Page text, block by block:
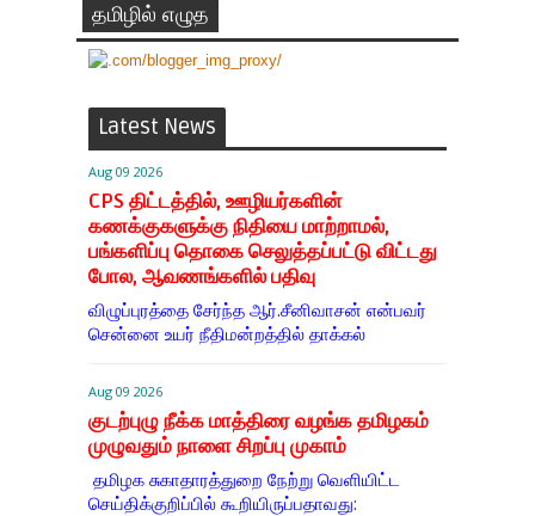
தமிழில் எழுத
Latest News
Aug 09 2026
CPS திட்டத்தில், ஊழியர்களின்
கணக்குகளுக்கு நிதியை மாற்றாமல்,
பங்களிப்பு தொகை செலுத்தப்பட்டு விட்டது
போல, ஆவணங்களில் பதிவு
விழுப்புரத்தை சேர்ந்த ஆர்.சீனிவாசன் என்பவர்
சென்னை உயர் நீதிமன்றத்தில் தாக்கல்
Aug 09 2026
குடற்புழு நீக்க மாத்திரை வழங்க தமிழகம்
முழுவதும் நாளை சிறப்பு முகாம்
தமிழக சுகாதாரத்துறை நேற்று வெளியிட்ட
செய்திக்குறிப்பில் கூறியிருப்பதாவது: